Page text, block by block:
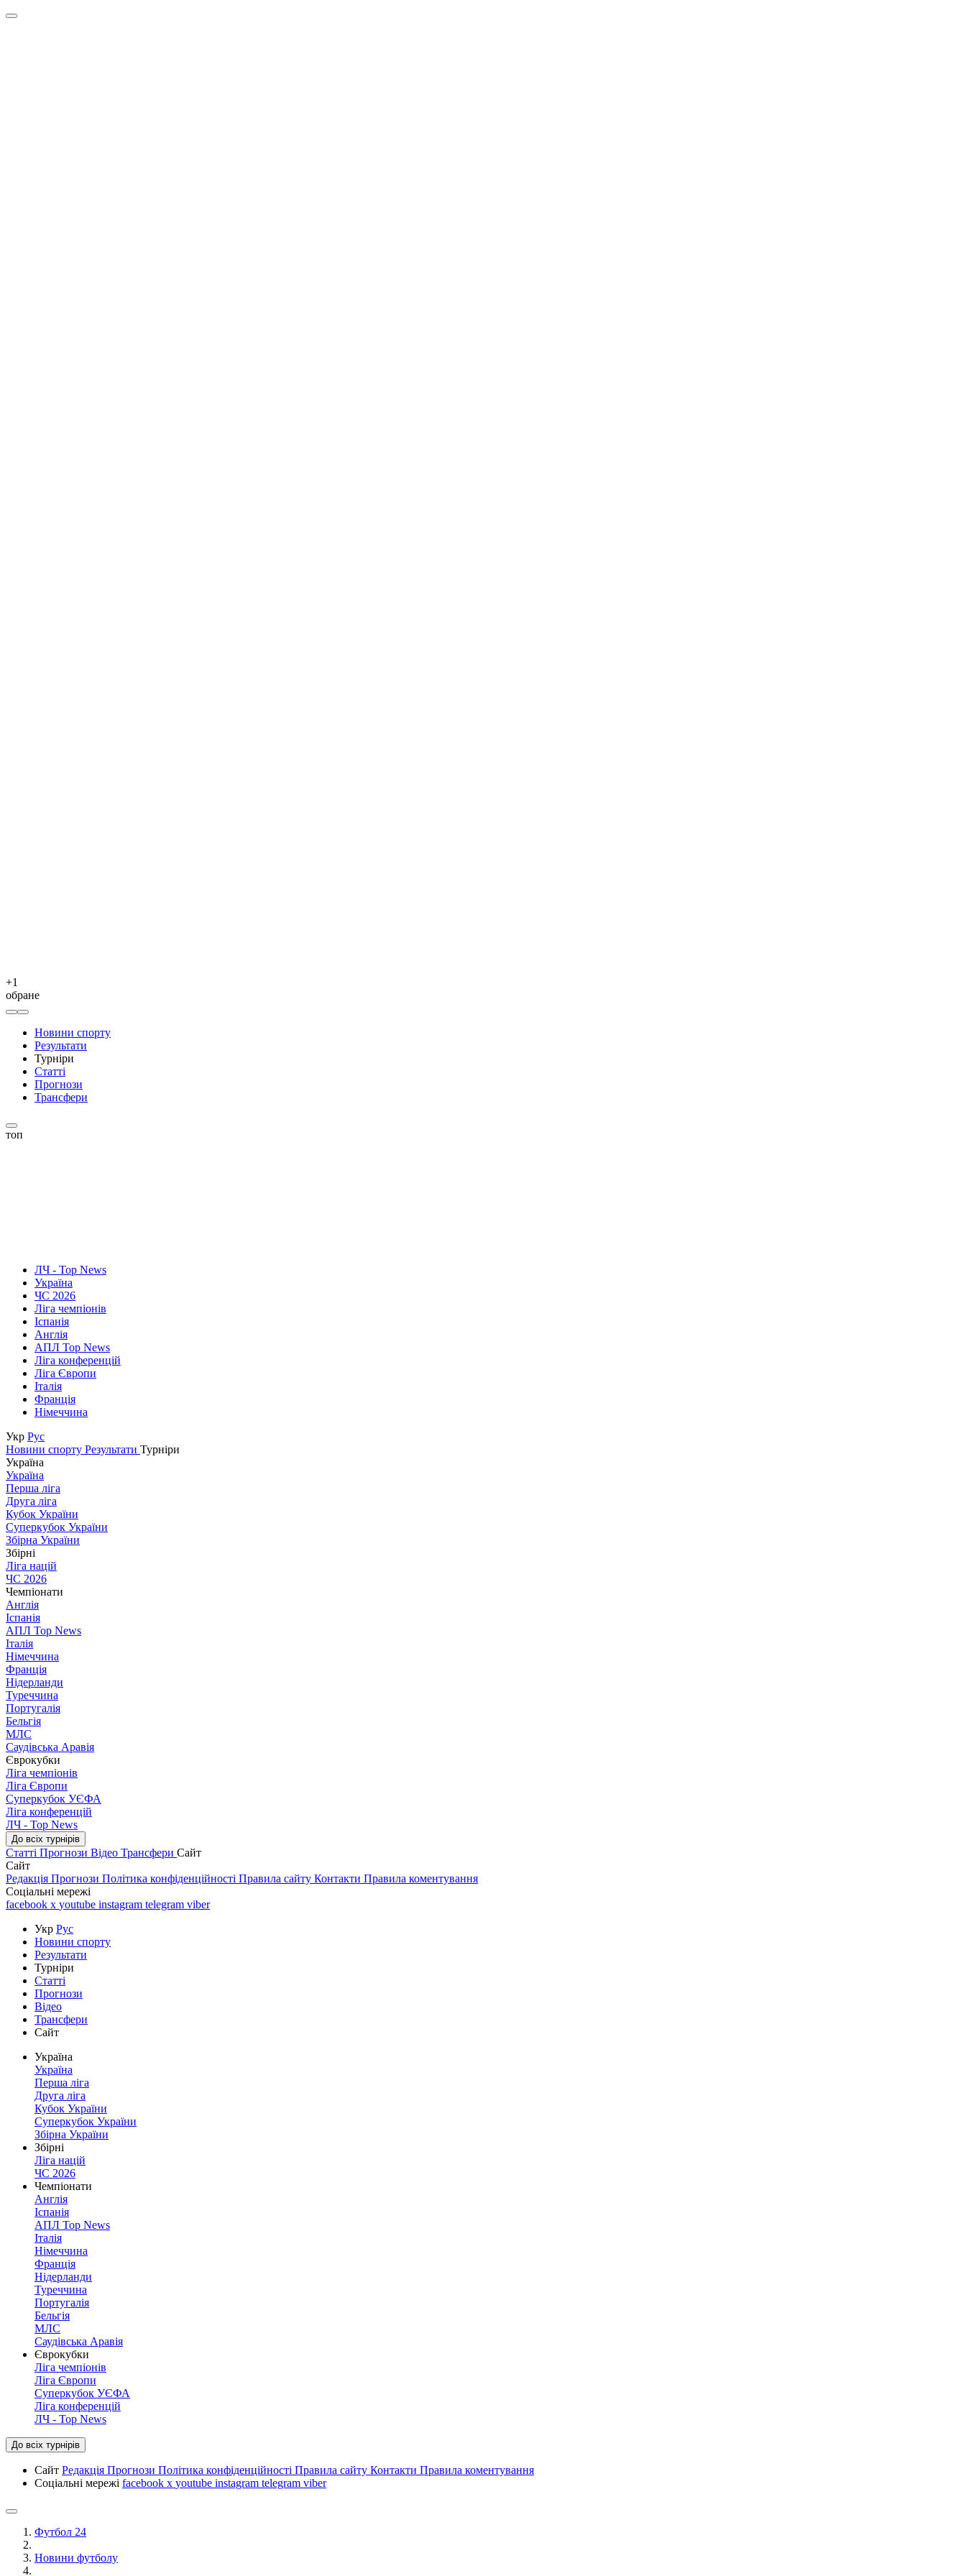
+1
обране
Новини спорту
Результати
Турніри
Статті
Прогнози
Трансфери
топ
ЛЧ - Top News
Україна
ЧС 2026
Ліга чемпіонів
Іспанія
Англія
АПЛ Top News
Ліга конференцій
Ліга Європи
Італія
Франція
Німеччина
Укр Рус
Новини спорту Результати Турніри
Україна
Україна
Перша ліга
Друга ліга
Кубок України
Суперкубок України
Збірна України
Збірні
Ліга націй
ЧС 2026
Чемпіонати
Англія
Іспанія
АПЛ Top News
Італія
Німеччина
Франція
Нідерланди
Туреччина
Португалія
Бельгія
МЛС
Саудівська Аравія
Єврокубки
Ліга чемпіонів
Ліга Європи
Суперкубок УЄФА
Ліга конференцій
ЛЧ - Top News
До всіх турнірів
Статті Прогнози Відео Трансфери Сайт
Сайт
Редакція Прогнози Політика конфіденційності Правила сайту Контакти Правила коментування
Соціальні мережі
facebook x youtube instagram telegram viber
Укр Рус
Новини спорту
Результати
Турніри
Статті
Прогнози
Відео
Трансфери
Сайт
Україна
Україна
Перша ліга
Друга ліга
Кубок України
Суперкубок України
Збірна України
Збірні
Ліга націй
ЧС 2026
Чемпіонати
Англія
Іспанія
АПЛ Top News
Італія
Німеччина
Франція
Нідерланди
Туреччина
Португалія
Бельгія
МЛС
Саудівська Аравія
Єврокубки
Ліга чемпіонів
Ліга Європи
Суперкубок УЄФА
Ліга конференцій
ЛЧ - Top News
До всіх турнірів
Сайт Редакція Прогнози Політика конфіденційності Правила сайту Контакти Правила коментування
Соціальні мережі facebook x youtube instagram telegram viber
Футбол 24
Новини футболу